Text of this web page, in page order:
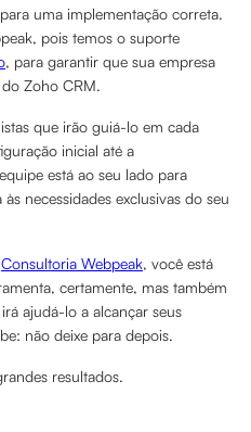
uma implementação correta.
pois temos o suporte
, para garantir que sua empresa
Zoho CRM.
que irão guiá-lo em cada
inicial até a
está ao seu lado para
necessidades exclusivas do seu
Consultoria Webpeak, você está
certamente, mas também
ajudá-lo a alcançar seus
não deixe para depois.
resultados.